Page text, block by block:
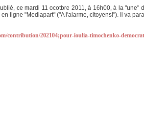
ce mardi 11 ocotbre 2011, à 16h00, à la
ligne "Mediapart" ("A l'alarme, citoyens!"). Il va
contribution/202104;pour-ioulia-timochenko-